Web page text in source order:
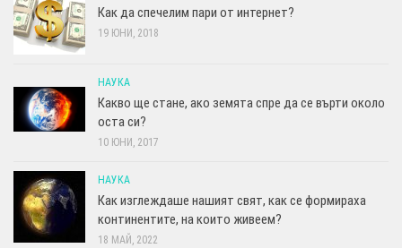
Как да спечелим пари от интернет?
19 ЮНИ, 2018
НАУКА
Какво ще стане, ако земята спре да се върти около
оста си?
10 ЮНИ, 2017
НАУКА
Как изглеждаше нашият свят, как се формираха
континентите, на които живеем?
18 МАЙ, 2022